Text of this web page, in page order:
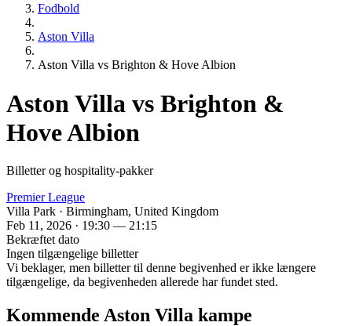
Fodbold
Aston Villa
Aston Villa vs Brighton & Hove Albion
Aston Villa vs Brighton &
Hove Albion
Billetter og hospitality-pakker
Premier League
Villa Park · Birmingham, United Kingdom
Feb 11, 2026 · 19:30 — 21:15
Bekræftet dato
Ingen tilgængelige billetter
Vi beklager, men billetter til denne begivenhed er ikke længere
tilgængelige, da begivenheden allerede har fundet sted.
Kommende Aston Villa kampe